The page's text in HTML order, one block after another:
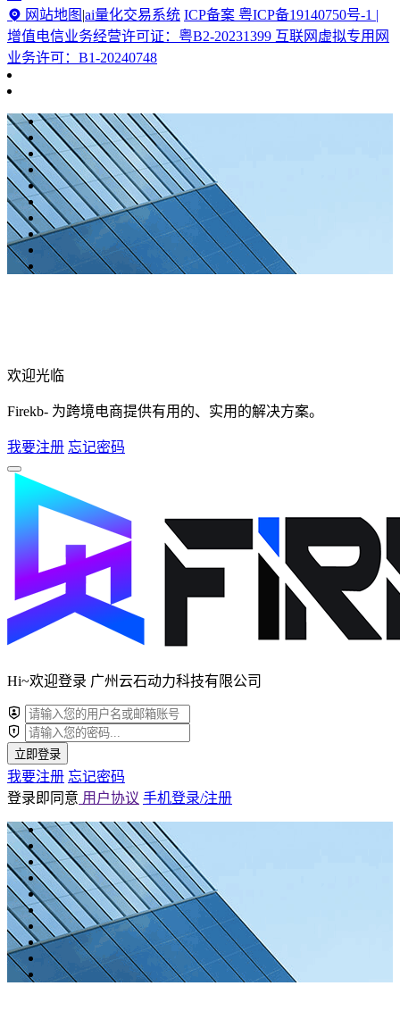
网站地图 |ai量化交易系统 ICP备案 粤ICP备19140750号-1 |
增值电信业务经营许可证：粤B2-20231399 互联网虚拟专用网
业务许可：B1-20240748
欢迎光临
Firekb- 为跨境电商提供有用的、实用的解决方案。
我要注册 忘记密码
Hi~欢迎登录 广州云石动力科技有限公司
立即登录
我要注册 忘记密码
登录即同意 用户协议 手机登录/注册